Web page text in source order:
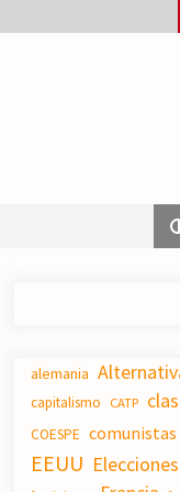
20/07/
alemania
capitalismo CATP
COESPE comunistas
EEUU Elecciones